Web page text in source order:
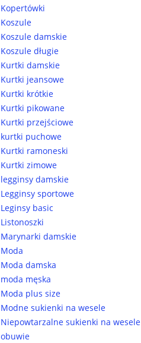
Kopertówki
Koszule
Koszule damskie
Koszule długie
Kurtki damskie
Kurtki jeansowe
Kurtki krótkie
Kurtki pikowane
Kurtki przejściowe
kurtki puchowe
Kurtki ramoneski
Kurtki zimowe
legginsy damskie
Legginsy sportowe
Leginsy basic
Listonoszki
Marynarki damskie
Moda
Moda damska
moda męska
Moda plus size
Modne sukienki na wesele
Niepowtarzalne sukienki na wesele
obuwie